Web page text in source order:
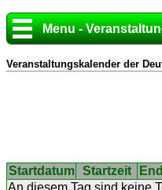
Menu -
Veranstaltungskalender der
Startdatum Startzeit
An diesem Tag sind keine